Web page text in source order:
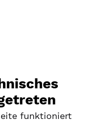
funktioniert